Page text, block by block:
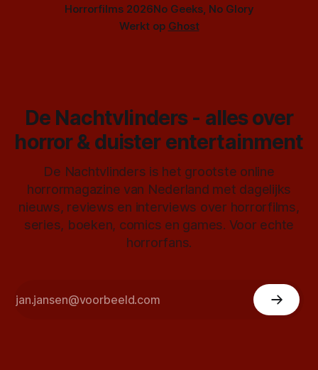
Horrorfilms 2026No Geeks, No Glory
Werkt op Ghost
De Nachtvlinders - alles over
horror & duister entertainment
De Nachtvlinders is het grootste online
horrormagazine van Nederland met dagelijks
nieuws, reviews en interviews over horrorfilms,
series, boeken, comics en games. Voor echte
horrorfans.